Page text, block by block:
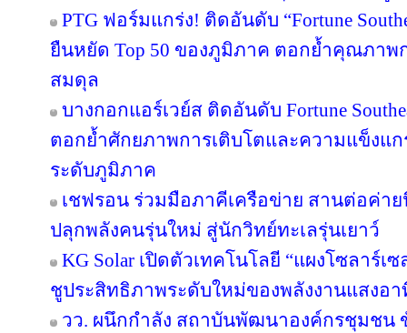
PTG ฟอร์มแกร่ง! ติดอันดับ “Fortune
ยืนหยัด Top 50 ของภูมิภาค ตอกย้ำคุณภาพ
สมดุล
บางกอกแอร์เวย์ส ติดอันดับ Fortune
ตอกย้ำศักยภาพการเติบโตและความแข็งแ
ระดับภูมิภาค
เชฟรอน ร่วมมือภาคีเครือข่าย สานต่อค่าย
ปลุกพลังคนรุ่นใหม่ สู่นักวิทย์ทะเลรุ่นเยาว์
KG Solar เปิดตัวเทคโนโลยี “แผงโซลาร์เ
ชูประสิทธิภาพระดับใหม่ของพลังงานแสงอ
วว. ผนึกกำลัง สถาบันพัฒนาองค์กรชุมชน